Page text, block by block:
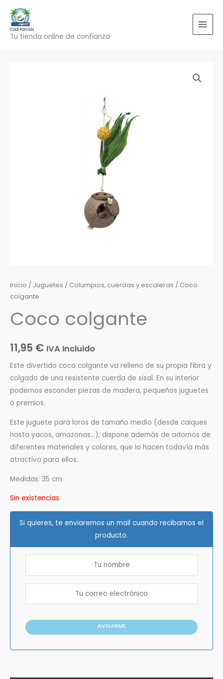
contenido
Cool Parrots
Tu tienda online de confianza
Inicio / Juguetes / Columpios, cuerdas y escaleras / Coco
colgante
Coco colgante
11,95 € IVA Incluido
Este divertido coco colgante va relleno de su propia fibra y
colgado de una resistente cuerda de sisal. En su interior
podemos esconder piezas de madera, pequeños juguetes
o premios.
Este juguete para loros de tamaño medio (desde caiques
hasta yacos, amazonas…), dispone además de adornos de
diferentes materiales y colores, que lo hacen todavía más
atractivo para ellos.
Medidas: 35 cm
Sin existencias
Si quieres, te enviaremos un mail cuando recibamos el
producto.
AVISARME